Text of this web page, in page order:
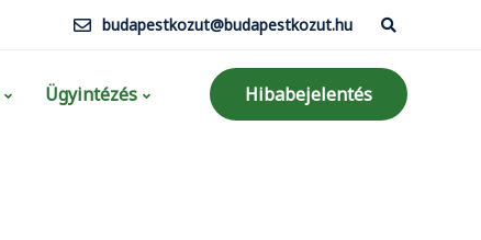
budapestkozut@budapestkozut.hu
Ügyintézés Hibabejelentés